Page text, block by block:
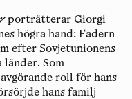
porträtterar Giorgi
högra hand: Fadern
efter Sovjetunionens
länder. Som
roll för hans
hans familj